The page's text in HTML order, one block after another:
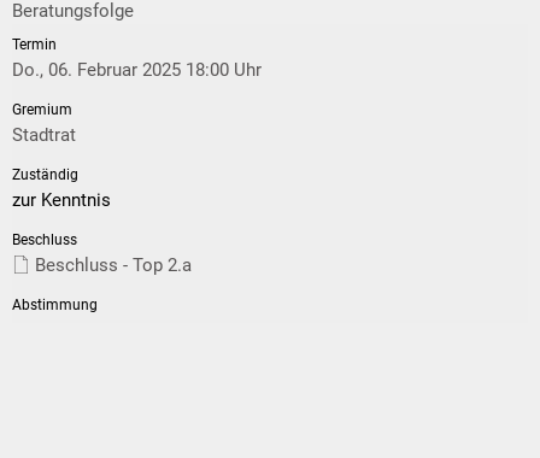
Beratungsfolge
Do., 06. Februar 2025 18:00 Uhr
Stadtrat
zur Kenntnis
Beschluss - Top 2.a